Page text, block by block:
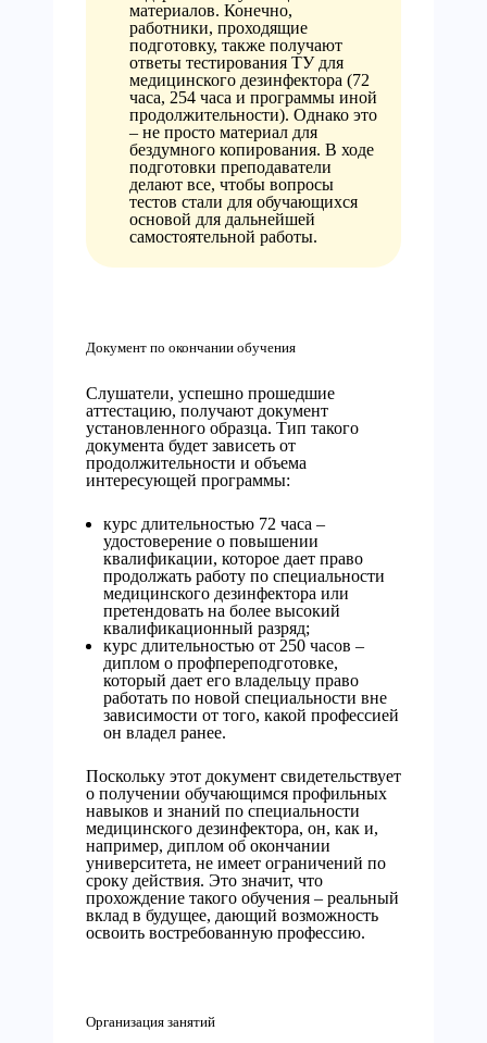
материалов. Конечно,
работники, проходящие
подготовку, также получают
ответы тестирования ТУ для
медицинского дезинфектора (72
часа, 254 часа и программы иной
продолжительности). Однако это
– не просто материал для
бездумного копирования. В ходе
подготовки преподаватели
делают все, чтобы вопросы
тестов стали для обучающихся
основой для дальнейшей
самостоятельной работы.
Документ по окончании обучения
Слушатели, успешно прошедшие
аттестацию, получают документ
установленного образца. Тип такого
документа будет зависеть от
продолжительности и объема
интересующей программы:
курс длительностью 72 часа –
удостоверение о повышении
квалификации, которое дает право
продолжать работу по специальности
медицинского дезинфектора или
претендовать на более высокий
квалификационный разряд;
курс длительностью от 250 часов –
диплом о профпереподготовке,
который дает его владельцу право
работать по новой специальности вне
зависимости от того, какой профессией
он владел ранее.
Поскольку этот документ свидетельствует
о получении обучающимся профильных
навыков и знаний по специальности
медицинского дезинфектора, он, как и,
например, диплом об окончании
университета, не имеет ограничений по
сроку действия. Это значит, что
прохождение такого обучения – реальный
вклад в будущее, дающий возможность
освоить востребованную профессию.
Организация занятий